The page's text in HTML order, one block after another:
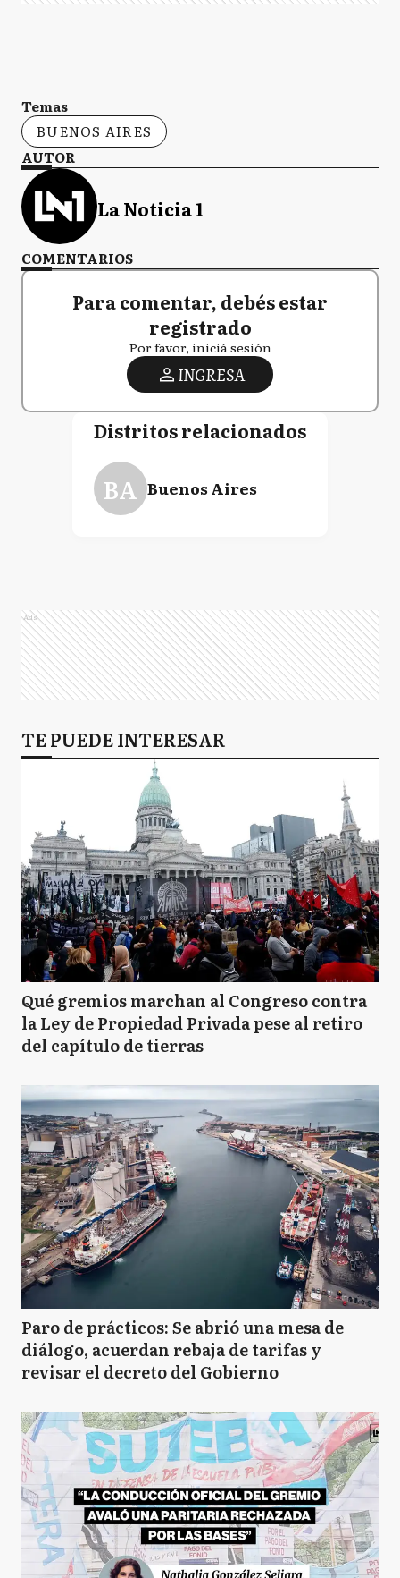
Temas
BUENOS AIRES
AUTOR
La Noticia 1
COMENTARIOS
Para comentar, debés estar
registrado
Por favor, iniciá sesión
INGRESA
Distritos relacionados
BA Buenos Aires
Ads
TE PUEDE INTERESAR
Qué gremios marchan al Congreso contra
la Ley de Propiedad Privada pese al retiro
del capítulo de tierras
Paro de prácticos: Se abrió una mesa de
diálogo, acuerdan rebaja de tarifas y
revisar el decreto del Gobierno